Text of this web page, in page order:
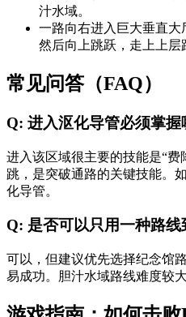
汁水域。
一路向右进入巨大垂直大
然后向上跳跃，走上上层
常见问答（FAQ）
Q: 进入沤化导管必须掌握
进入该区域很主要的技能是“费
跳，是突破通路的关键技能。
化导管。
Q: 是否可以只用一种路线
可以，但建议优先选择纪念馆
易成功。胆汁水域路线难度较